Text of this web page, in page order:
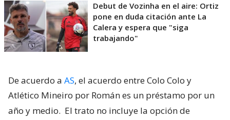
Debut de Vozinha en el aire: Ortiz
pone en duda citación ante La
Calera y espera que "siga
trabajando"
De acuerdo a AS, el acuerdo entre Colo Colo y
Atlético Mineiro por Román es un préstamo por un
año y medio. El trato no incluye la opción de